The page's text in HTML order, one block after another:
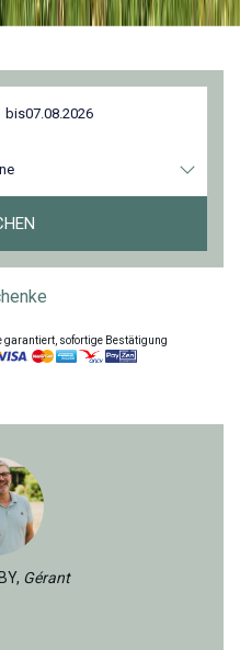
bis
garantiert, sofortige Bestätigung
Gérant